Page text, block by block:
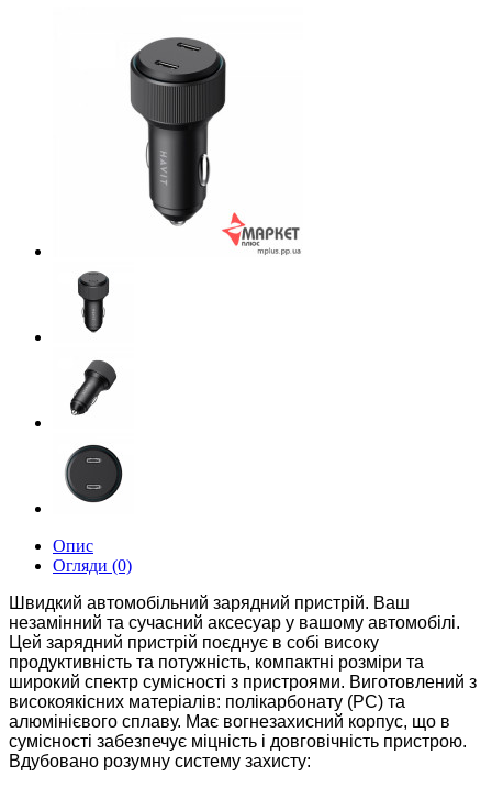
Опис
Огляди (0)
Швидкий автомобільний зарядний пристрій. Ваш
незамінний та сучасний аксесуар у вашому автомобілі.
Цей зарядний пристрій поєднує в собі високу
продуктивність та потужність, компактні розміри та
широкий спектр сумісності з пристроями. Виготовлений з
високоякісних матеріалів: полікарбонату (PC) та
алюмінієвого сплаву. Має вогнезахисний корпус, що в
сумісності забезпечує міцність і довговічність пристрою.
Вдубовано розумну систему захисту: